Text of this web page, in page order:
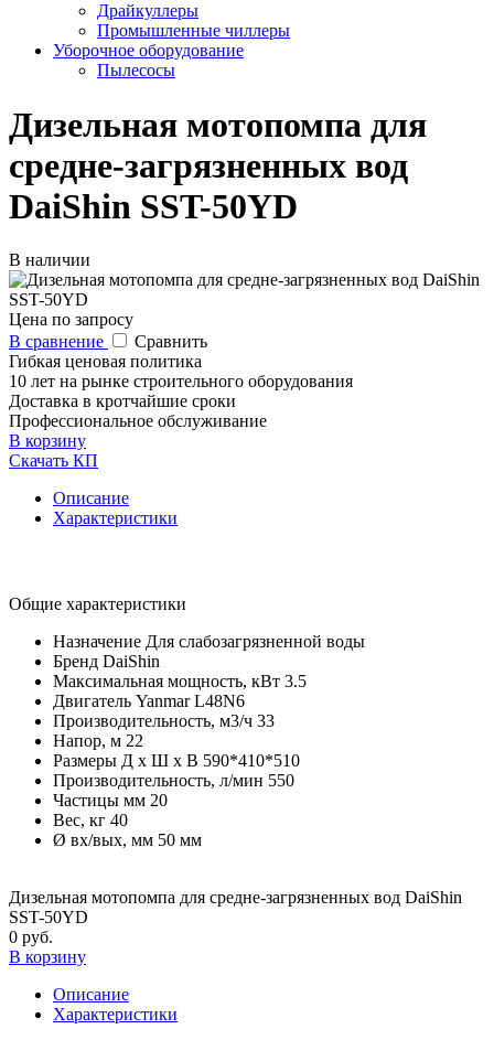
Драйкуллеры
Промышленные чиллеры
Уборочное оборудование
Пылесосы
Дизельная мотопомпа для
средне-загрязненных вод
DaiShin SST-50YD
В наличии
Цена по запросу
В сравнение
Сравнить
Гибкая ценовая политика
10 лет на рынке строительного оборудования
Доставка в кротчайшие сроки
Профессиональное обслуживание
В корзину
Скачать КП
Описание
Характеристики
Общие характеристики
Назначение Для слабозагрязненной воды
Бренд DaiShin
Максимальная мощность, кВт 3.5
Двигатель Yanmar L48N6
Производительность, м3/ч 33
Напор, м 22
Размеры Д х Ш х В 590*410*510
Производительность, л/мин 550
Частицы мм 20
Вес, кг 40
Ø вх/вых, мм 50 мм
Дизельная мотопомпа для средне-загрязненных вод DaiShin
SST-50YD
0 руб.
В корзину
Описание
Характеристики